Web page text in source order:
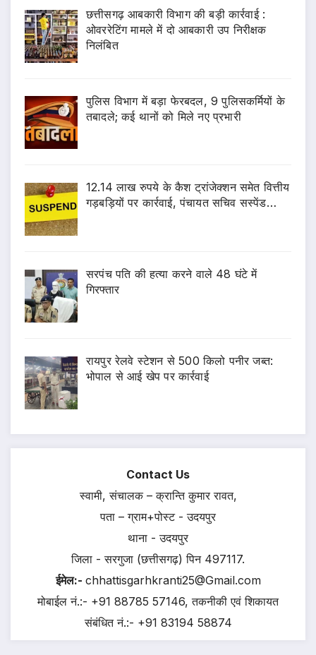
छत्तीसगढ़ आबकारी विभाग की बड़ी कार्रवाई :
ओवररेटिंग मामले में दो आबकारी उप निरीक्षक
निलंबित
पुलिस विभाग में बड़ा फेरबदल, 9 पुलिसकर्मियों के
तबादले; कई थानों को मिले नए प्रभारी
12.14 लाख रुपये के कैश ट्रांजेक्शन समेत वित्तीय
गड़बड़ियों पर कार्रवाई, पंचायत सचिव सस्पेंड…
सरपंच पति की हत्या करने वाले 48 घंटे में
गिरफ्तार
रायपुर रेलवे स्टेशन से 500 किलो पनीर जब्त:
भोपाल से आई खेप पर कार्रवाई
Contact Us
स्वामी, संचालक – क्रान्ति कुमार रावत,
पता – ग्राम+पोस्ट - उदयपुर
थाना - उदयपुर
जिला - सरगुजा (छत्तीसगढ़) पिन 497117.
ईमेल:- chhattisgarhkranti25@Gmail.com
मोबाईल नं.:- +91 88785 57146, तकनीकी एवं शिकायत
संबंधित नं.:- +91 83194 58874